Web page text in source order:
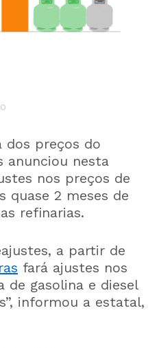
dos preços do
anunciou nesta
nos preços de
quase 2 meses de
refinarias.
a partir de
fará ajustes nos
de gasolina e diesel
informou a estatal,